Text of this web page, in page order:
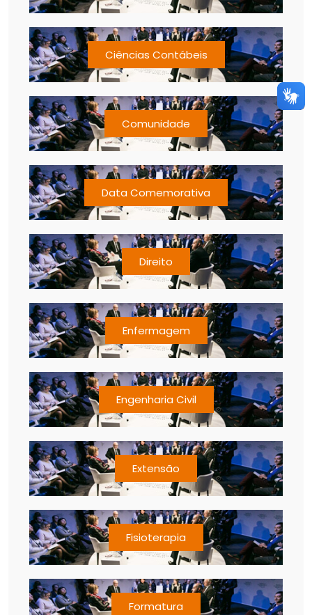
Ciências Contábeis
Comunidade
Data Comemorativa
Direito
Enfermagem
Engenharia Civil
Extensão
Fisioterapia
Formatura